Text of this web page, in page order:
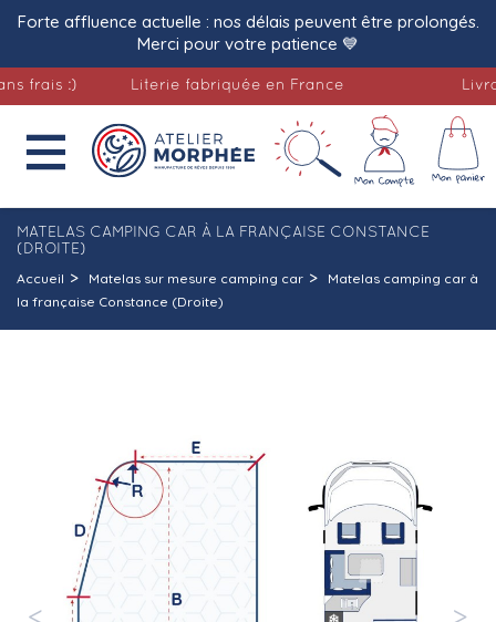
Forte affluence actuelle : nos délais peuvent être prolongés.
Merci pour votre patience 💙
:) Literie fabriquée en France

MATELAS CAMPING CAR À LA FRANÇAISE CONSTANCE
(DROITE)
Accueil Matelas sur mesure camping car
Matelas camping car à
la française Constance (Droite)